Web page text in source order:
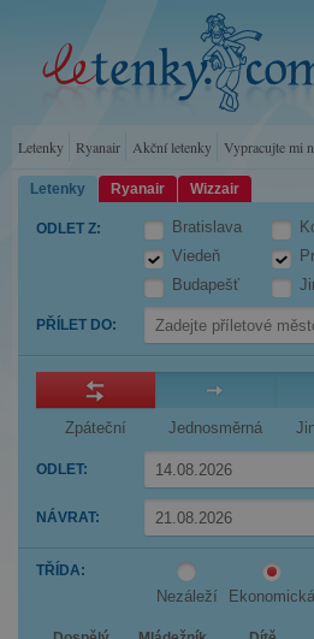
Letenky Ryanair Akční letenky Vypracujte mi
Letenky Ryanair Wizzair
ODLET Z:
Bratislava
Viedeň
Budapešť
PŘÍLET DO:
Zpáteční Jednosměrná
ODLET:
NÁVRAT:
the
down
down
arrow
TŘÍDA:
Nezáleží Ekonomická